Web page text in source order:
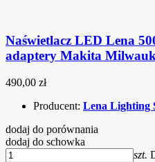
Naświetlacz LED Lena
adaptery Makita
490,00 zł
Producent: Lena Lighting
dodaj do porównania
dodaj do schowka
szt.